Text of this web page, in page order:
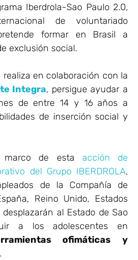
Iberdrola-Sao Paulo 2.0,
de voluntariado
formar en Brasil a
exclusión social.
realiza en colaboración con la
Integra, persigue ayudar a
de entre 14 y 16 años a
de inserción social y
de esta acción de
del Grupo IBERDROLA,
de la Compañía de
Reino Unido, Estados
al Estado de Sao
a los adolescentes en
ofimáticas y
.